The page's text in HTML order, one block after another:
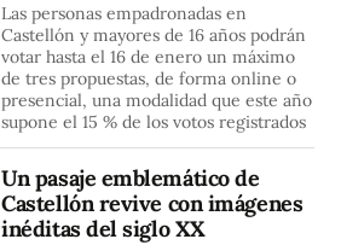
Las personas empadronadas en
Castellón y mayores de 16 años podrán
votar hasta el 16 de enero un máximo
de tres propuestas, de forma online o
presencial, una modalidad que este año
supone el 15 % de los votos registrados
Un pasaje emblemático de
Castellón revive con imágenes
inéditas del siglo XX